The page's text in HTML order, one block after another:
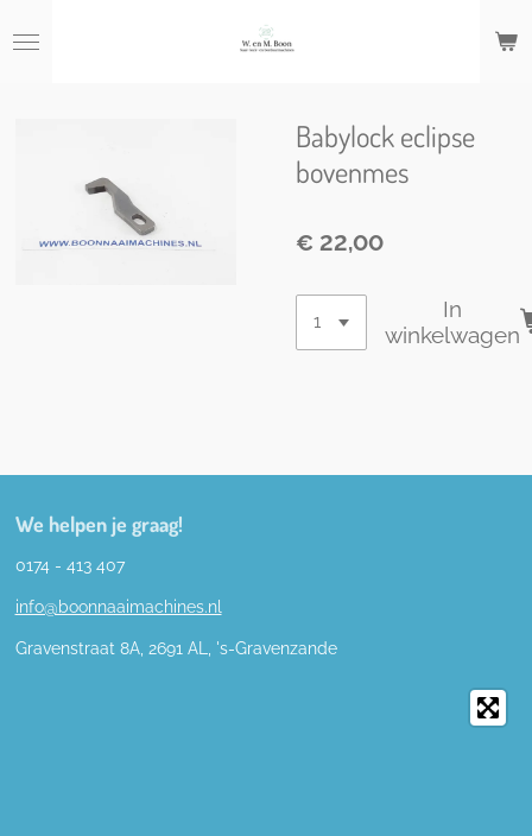
direct
Babylock eclipse
bovenmes
€ 22,00
In
winkelwagen
We helpen je graag!
0174 - 413 407
info@boonnaaimachines.nl
Gravenstraat 8A, 2691 AL, 's-Gravenzande